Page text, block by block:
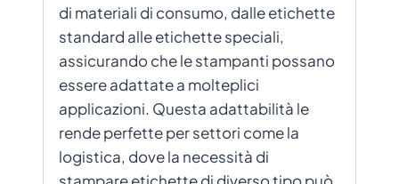
di materiali di consumo, dalle etichette
standard alle etichette speciali,
assicurando che le stampanti possano
essere adattate a molteplici
applicazioni. Questa adattabilità le
rende perfette per settori come la
logistica, dove la necessità di